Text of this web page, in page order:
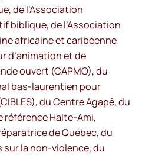
de l’Association
biblique, de l’Association
africaine et caribéenne
d’animation et de
ouvert (CAPMO), du
bas-laurentien pour
du Centre Agapê, du
référence Halte-Ami,
de Québec, du
la non-violence, du